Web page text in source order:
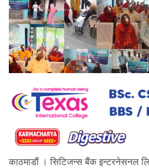
काठमाडौं । सिटिजन्स बैंक इन्टरनेसनल